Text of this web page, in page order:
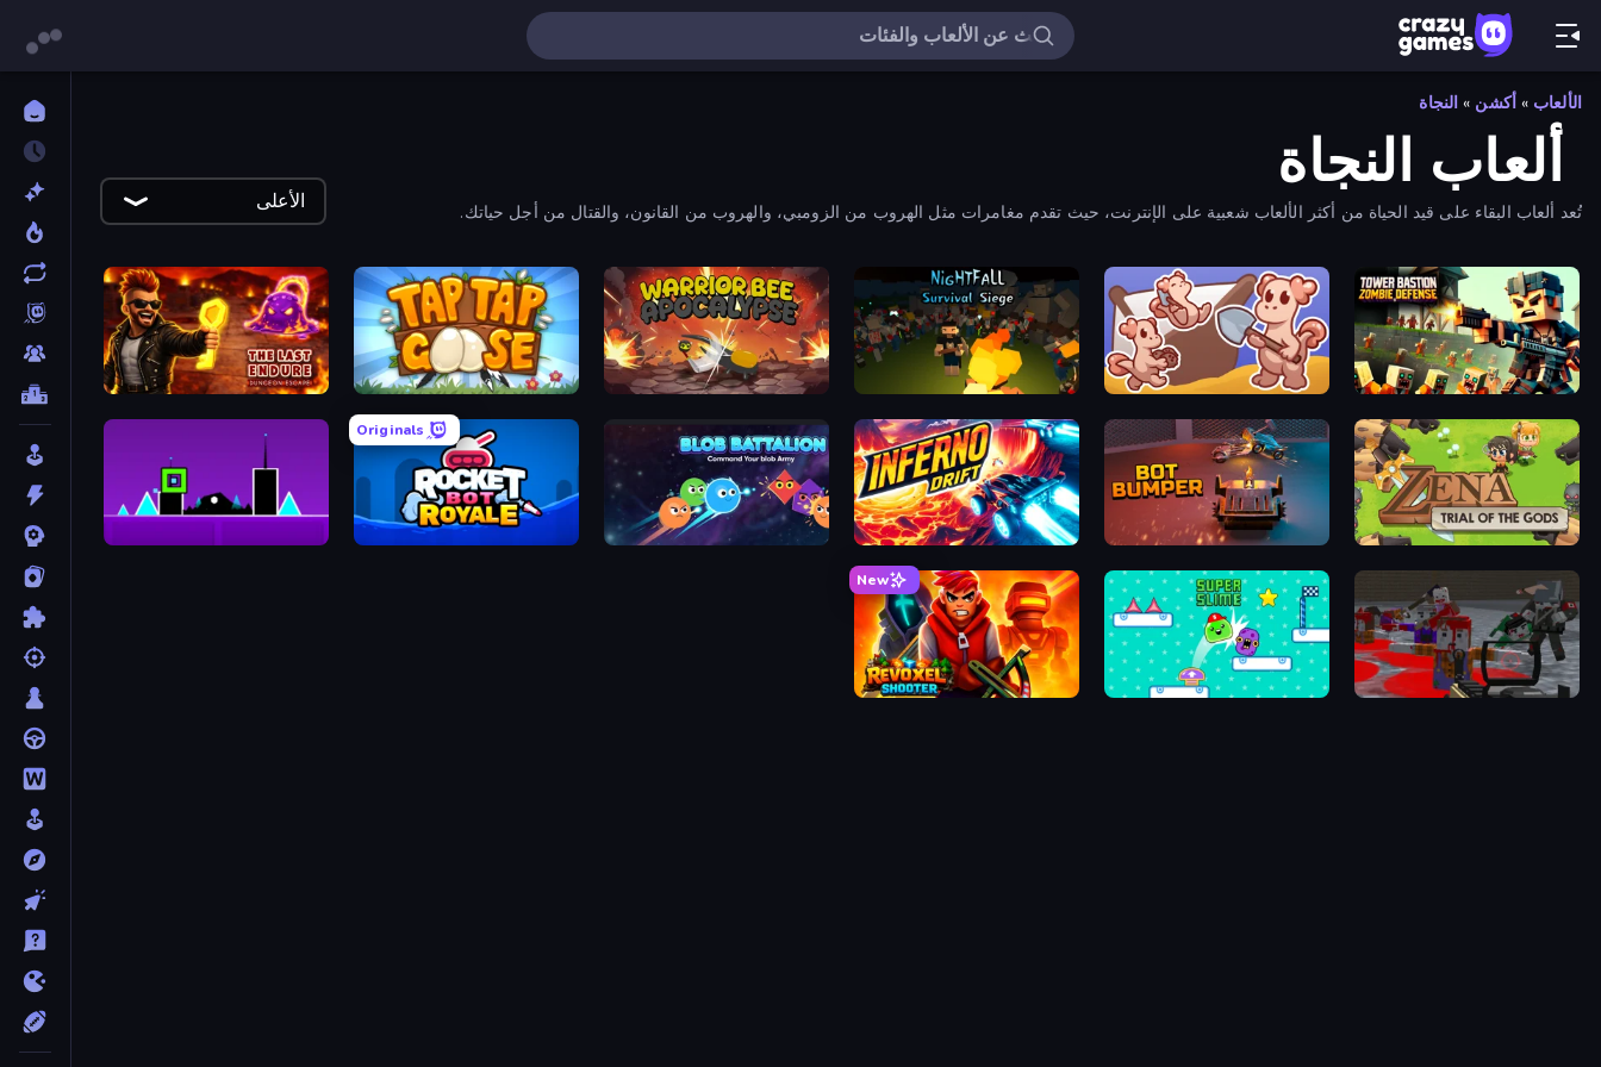
الألعاب » أكشن » النجاة
ألعاب النجاة
تُعد ألعاب البقاء على قيد الحياة من أكثر الألعاب شعبية على الإنترنت، حيث تقدم مغامرات مثل الهروب من الزومبي، والهروب من القانون، والقتال من أجل حياتك. الأعلى
Tower Bastion: Zombie Defense
Kobolm Rescue
Nightfall: Survival Siege
Warrior Bee Apocalypse
Tap Tap Goose
The Last Endure: Dungeon Escape
Zena: Trial of the Gods
Bot Bumper
Inferno Drift
Blob Battalion
Originals
Rocket Bot Royale
Geometry Dash Subzero
Pixel Apocalypse: Infection Begin
Super Slime
New
Revoxel Shooter